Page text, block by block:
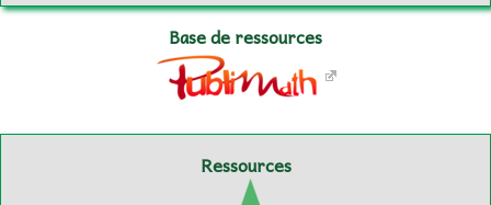
Base de ressources
Ressources